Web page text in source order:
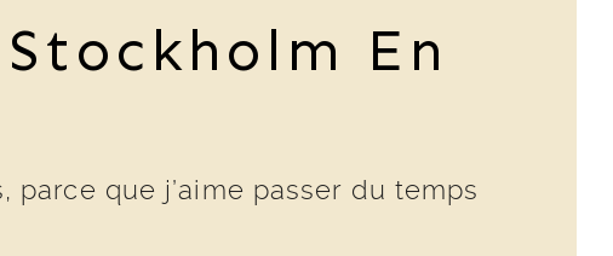
En
que j’aime passer du temps